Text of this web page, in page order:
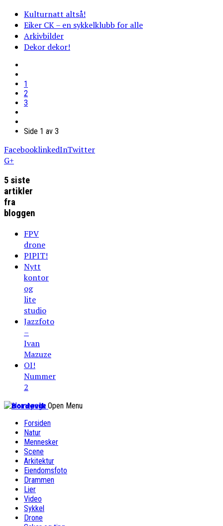
Kulturnatt altså!
Eiker CK – en sykkelklubb for alle
Arkivbilder
Dekor dekor!
1
2
3
Side 1 av 3
FacebooklinkedInTwitter
G+
5 siste
artikler
fra
bloggen
FPV
drone
PIPIT!
Nytt
kontor
og
lite
studio
Jazzfoto
–
Ivan
Mazuze
OI!
Nummer
2
Bordevik Open Menu
Forsiden
Natur
Mennesker
Scene
Arkitektur
Eiendomsfoto
Drammen
Lier
Video
Sykkel
Drone